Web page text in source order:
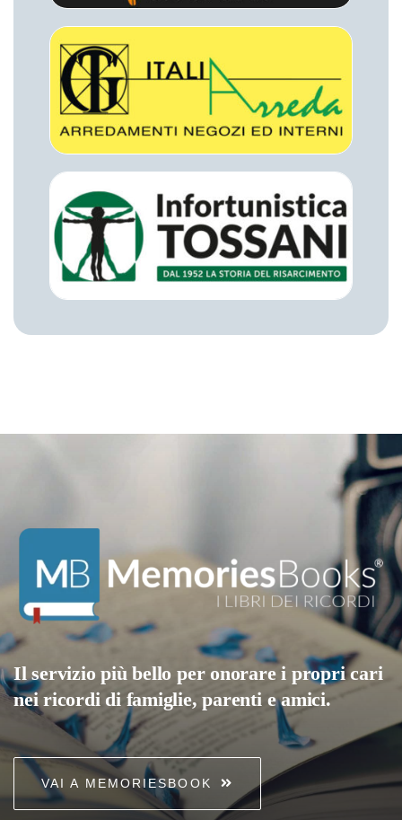
Il servizio più bello per onorare i propri cari
nei ricordi di famiglie, parenti e amici.
VAI A MEMORIESBOOK